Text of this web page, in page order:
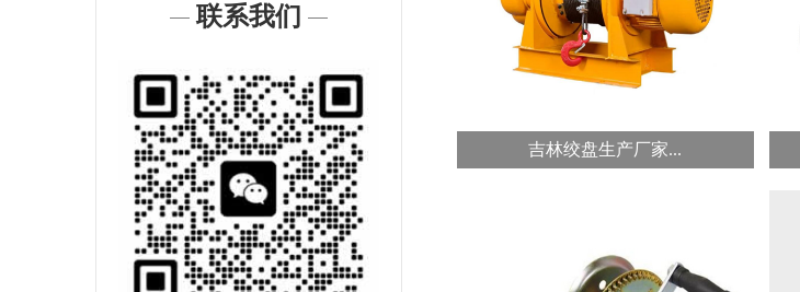
联系我们
制动装置，在有负载的情况下，自
动开启...
吉林绞盘生产厂家...